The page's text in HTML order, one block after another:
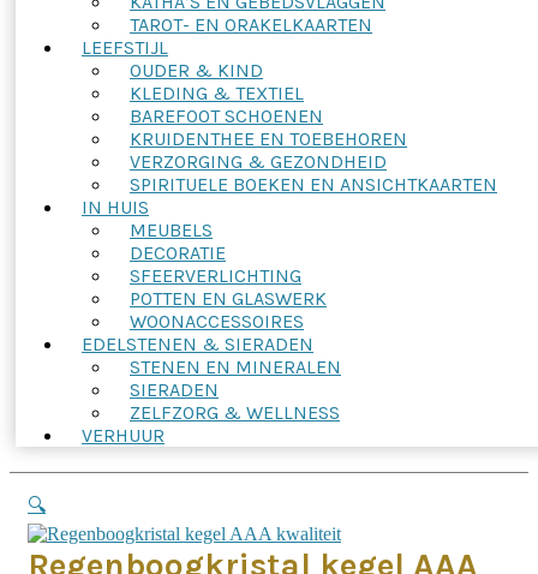
TAROT- EN ORAKELKAARTEN
LEEFSTIJL
OUDER & KIND
KLEDING & TEXTIEL
BAREFOOT SCHOENEN
KRUIDENTHEE EN TOEBEHOREN
VERZORGING & GEZONDHEID
SPIRITUELE BOEKEN EN ANSICHTKAARTEN
IN HUIS
MEUBELS
DECORATIE
SFEERVERLICHTING
POTTEN EN GLASWERK
WOONACCESSOIRES
EDELSTENEN & SIERADEN
STENEN EN MINERALEN
SIERADEN
ZELFZORG & WELLNESS
VERHUUR
🔍
Regenboogkristal kegel AAA